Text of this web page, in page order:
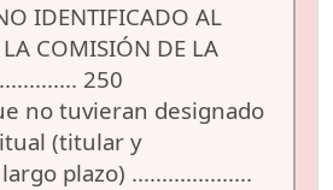
IDENTIFICADO AL
COMISIÓN DE LA
250
no tuvieran designado
(titular y
plazo) ....................